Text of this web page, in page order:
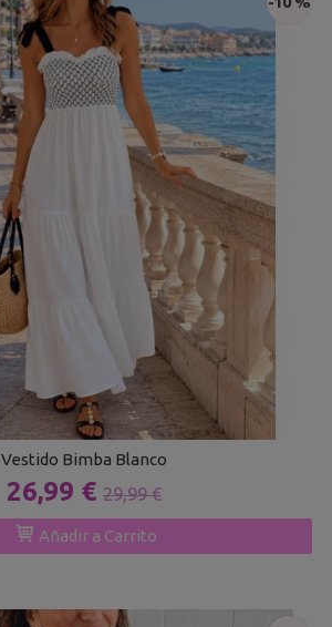
Vestido Bimba Blanco
26,99 € 29,99 €
Añadir a Carrito